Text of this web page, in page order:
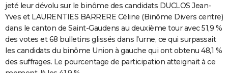
Bricolage
Lifestyle
Culture
Sport
Auto
Television
Voyage
Cinema
jeté leur dévolu sur le binôme des candidats DUCLOS Jean-
Yves et LAURENTIES BARRERE Céline (Binôme Divers centre)
dans le canton de Saint-Gaudens au deuxième tour avec 51,9 %
des votes et 68 bulletins glissés dans l'urne, ce qui surpassait
les candidats du binôme Union à gauche qui ont obtenu 48,1 %
des suffrages. Le pourcentage de participation atteignait à ce